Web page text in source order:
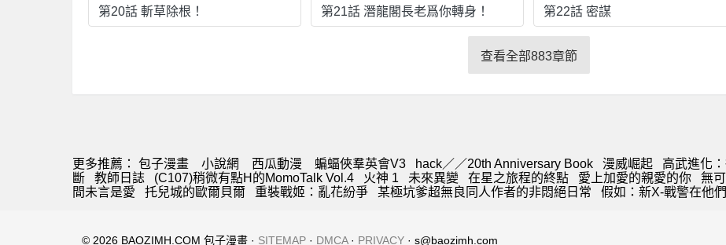
第20話 斬草除根！ 第21話 潛龍閣長老爲你轉身！ 第22話 密謀
查看全部883章節
更多推薦： 包子漫畫 小說網 西瓜動漫 蝙蝠俠羣英會V3 hack／／20th Anniversary Book 漫威崛起 高武進化
斷
教師日誌 (C107)稍微有點H的MomoTalk Vol.4 火神 1 未來異變 在星之旅程的終點 愛上加愛的親愛的你 無
間未言是愛
托兒城的歐爾貝爾 重裝戰姬：亂花紛爭 某極坑爹超無良同人作者的非悶絕日常 假如：新X-戰警在他
© 2026 BAOZIMH.COM 包子漫畫 · SITEMAP · DMCA· PRIVACY · s@baozimh.com